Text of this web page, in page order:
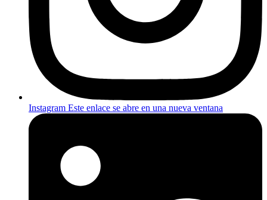
Instagram Este enlace se abre en una nueva ventana